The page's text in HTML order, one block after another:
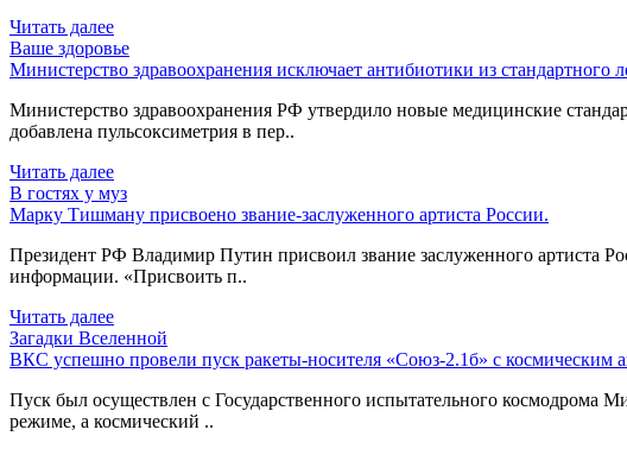
Читать далее
Ваше здоровье
Министерство здравоохранения исключает антибиотики из стандартного
Министерство здравоохранения РФ утвердило новые медицинские
добавлена пульсоксиметрия в пер..
Читать далее
В гостях у муз
Марку Тишману присвоено звание-заслуженного артиста России.
Президент РФ Владимир Путин присвоил звание заслуженного артиста
информации. «Присвоить п..
Читать далее
Загадки Вселенной
ВКС успешно провели пуск ракеты-носителя «Союз-2.1б» с космическим
Пуск был осуществлен с Государственного испытательного космодрома
режиме, а космический ..